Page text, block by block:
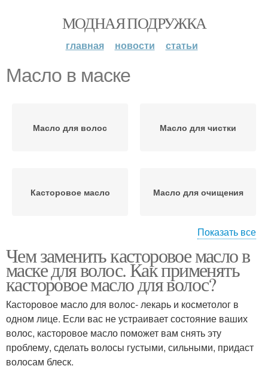
МОДНАЯ ПОДРУЖКА
главная новости статьи
Масло в маске
Масло для волос Масло для чистки
Касторовое масло Масло для очищения
Масло для ресниц Масло с лимоном
Масло с коньяком Масло с кефиром
Показать все
Чем заменить касторовое масло в
маске для волос. Как применять
касторовое масло для волос?
Касторовое масло для волос- лекарь и косметолог в
одном лице. Если вас не устраивает состояние ваших
волос, касторовое масло поможет вам снять эту
проблему, сделать волосы густыми, сильными, придаст
волосам блеск.